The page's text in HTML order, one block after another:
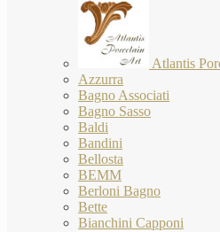
Atlantis
Azzurra
Bagno Associati
Bagno Sasso
Baldi
Bandini
Bellosta
BEMM
Berloni Bagno
Bette
Bianchini Capponi